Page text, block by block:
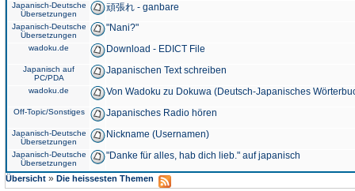
Japanisch-Deutsche
Übersetzungen
頑張れ - ganbare
Japanisch-Deutsche
Übersetzungen
"Nani?"
wadoku.de Download - EDICT File
Japanisch auf
PC/PDA
Japanischen Text schreiben
wadoku.de Von Wadoku zu Dokuwa (Deutsch-Japanisches
Off-Topic/Sonstiges Japanisches Radio hören
Japanisch-Deutsche
Übersetzungen
Nickname (Usernamen)
Japanisch-Deutsche
Übersetzungen
"Danke für alles, hab dich lieb." auf japanisch
Übersicht » Die heissesten Themen